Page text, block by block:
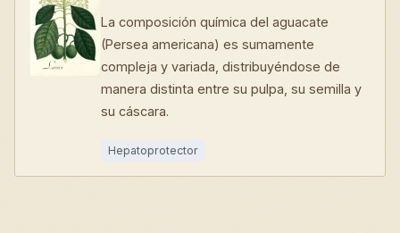
La composición química del aguacate
(Persea americana) es sumamente
compleja y variada, distribuyéndose de
manera distinta entre su pulpa, su semilla y
su cáscara.
Hepatoprotector